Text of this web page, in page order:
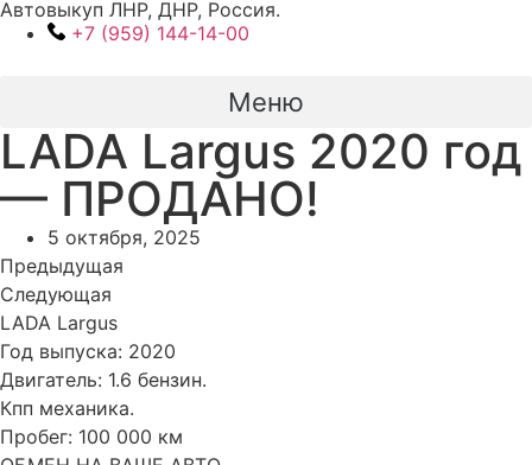
Перейти
Автовыкуп ЛНР, ДНР, Россия.
+7 (959) 144-14-00
Меню
LADA Largus 2020 год
— ПРОДАНО!
5 октября, 2025
Предыдущая
Следующая
LADA Largus
Год выпуска: 2020
Двигатель: 1.6 бензин.
Кпп механика.
Пробег: 100 000 км